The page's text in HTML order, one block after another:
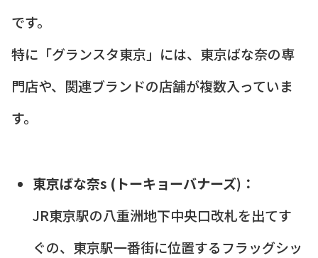
です。
特に「グランスタ東京」には、東京ばな奈の専
門店や、関連ブランドの店舗が複数入っていま
す。
東京ばな奈s (トーキョーバナーズ)：
JR東京駅の八重洲地下中央口改札を出てす
ぐの、東京駅一番街に位置するフラッグシッ